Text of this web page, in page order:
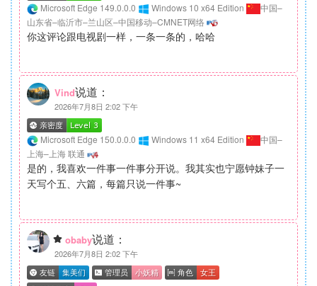
Microsoft Edge 149.0.0.0 Windows 10 x64 Edition
中国–
山东省–临沂市–兰山区–中国移动–CMNET网络
你这评论跟电视剧一样，一条一条的，哈哈
Vind说道：
2026年7月8日 2:02 下午
Microsoft Edge 150.0.0.0 Windows 11 x64 Edition
中国–
上海–上海 联通
是的，我喜欢一件事一件事分开说。我其实也宁愿钟妹子一
天写个五、六篇，每篇只说一件事~
obaby说道：
2026年7月8日 2:02 下午